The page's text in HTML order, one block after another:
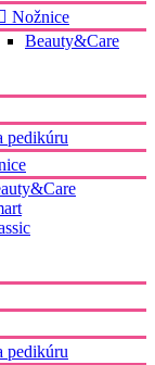
 Nožnice
Beauty&Care
pedikúru
pedikúru